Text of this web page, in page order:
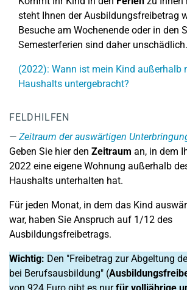
steht Ihnen der Ausbildungsfreibetrag
Besuche am Wochenende oder in den
Semesterferien sind daher unschädlich.
(2022): Wann ist mein Kind außerhalb
Haushalts untergebracht?
FELDHILFEN
Zeitraum der auswärtigen
Geben Sie hier den Zeitraum an, in dem
2022 eine eigene Wohnung außerhalb
Haushalts unterhalten hat.
Für jeden Monat, in dem das Kind
war, haben Sie Anspruch auf 1/12 des
Ausbildungsfreibetrags.
Wichtig: Den "Freibetrag zur Abgeltung
bei Berufsausbildung" (